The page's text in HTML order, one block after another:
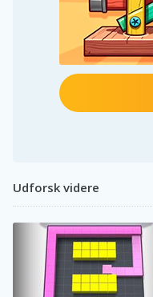
Udforsk videre